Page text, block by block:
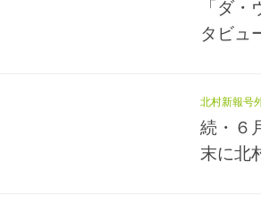
「ダ
タビュ
北村新報号
続・６
末に北